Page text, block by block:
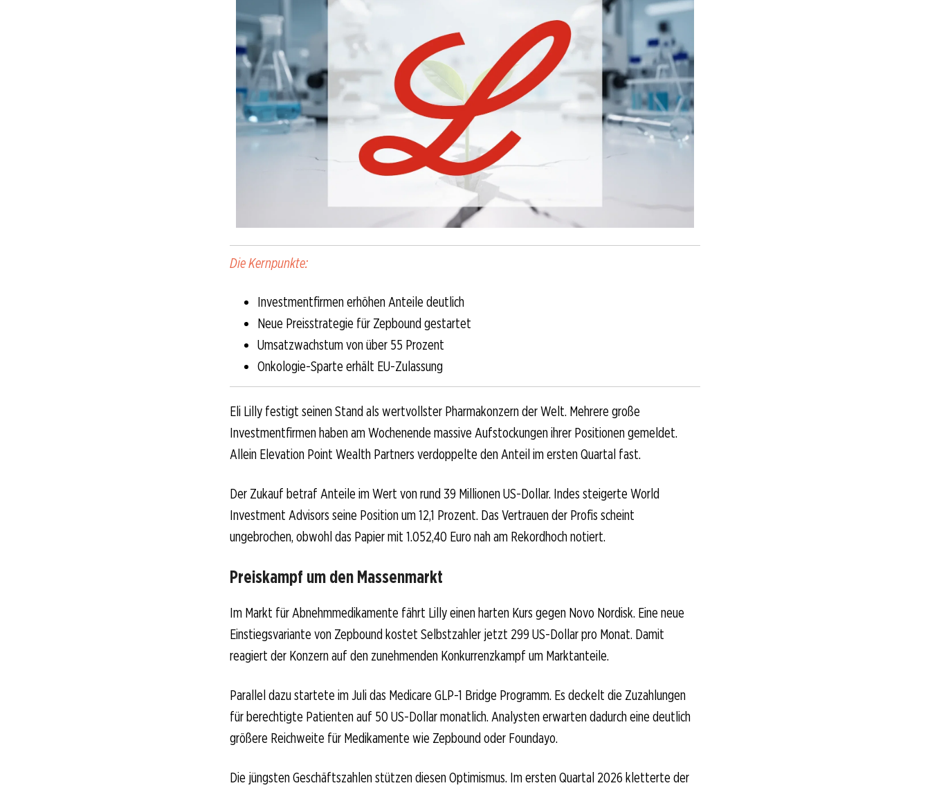
Die Kernpunkte:
Investmentfirmen erhöhen Anteile deutlich
Neue Preisstrategie für Zepbound gestartet
Umsatzwachstum von über 55 Prozent
Onkologie-Sparte erhält EU-Zulassung
Eli Lilly festigt seinen Stand als wertvollster Pharmakonzern der Welt. Mehrere große
Investmentfirmen haben am Wochenende massive Aufstockungen ihrer Positionen gemeldet.
Allein Elevation Point Wealth Partners verdoppelte den Anteil im ersten Quartal fast.
Der Zukauf betraf Anteile im Wert von rund 39 Millionen US-Dollar. Indes steigerte World
Investment Advisors seine Position um 12,1 Prozent. Das Vertrauen der Profis scheint
ungebrochen, obwohl das Papier mit 1.052,40 Euro nah am Rekordhoch notiert.
Preiskampf um den Massenmarkt
Im Markt für Abnehmmedikamente fährt Lilly einen harten Kurs gegen Novo Nordisk. Eine neue
Einstiegsvariante von Zepbound kostet Selbstzahler jetzt 299 US-Dollar pro Monat. Damit
reagiert der Konzern auf den zunehmenden Konkurrenzkampf um Marktanteile.
Parallel dazu startete im Juli das Medicare GLP-1 Bridge Programm. Es deckelt die Zuzahlungen
für berechtigte Patienten auf 50 US-Dollar monatlich. Analysten erwarten dadurch eine deutlich
größere Reichweite für Medikamente wie Zepbound oder Foundayo.
Die jüngsten Geschäftszahlen stützen diesen Optimismus. Im ersten Quartal 2026 kletterte der